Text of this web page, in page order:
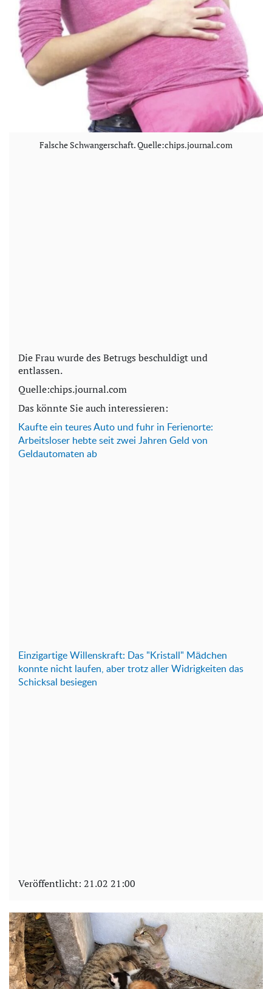
Falsche Schwangerschaft. Quelle:chips.journal.com
Die Frau wurde des Betrugs beschuldigt und
entlassen.
Quelle:chips.journal.com
Das könnte Sie auch interessieren:
Kaufte ein teures Auto und fuhr in Ferienorte:
Arbeitsloser hebte seit zwei Jahren Geld von
Geldautomaten ab
Einzigartige Willenskraft: Das "Kristall" Mädchen
konnte nicht laufen, aber trotz aller Widrigkeiten das
Schicksal besiegen
Veröffentlicht: 21.02 21:00